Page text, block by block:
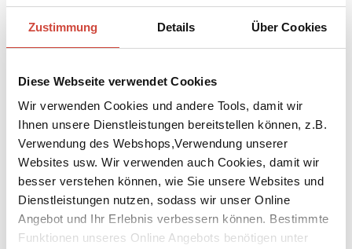
Zustimmung Details Über Cookies
Diese Webseite verwendet Cookies
Wir verwenden Cookies und andere Tools, damit wir
Ihnen unsere Dienstleistungen bereitstellen können, z.B.
Verwendung des Webshops,Verwendung unserer
Websites usw. Wir verwenden auch Cookies, damit wir
besser verstehen können, wie Sie unsere Websites und
Dienstleistungen nutzen, sodass wir unser Online
Angebot und Ihr Erlebnis verbessern können. Bestimmte
Funktionen unseres Online Angebots benötigen unter
09
Lesung
Alice Horácková liest in Frankfurt am Main
12
Lesung
Doris Dörrie liest in Zürich
Lesung
Martin Walker liest in Lörrach
14
Lesung
Elena Fischer liest in Ganderkesee